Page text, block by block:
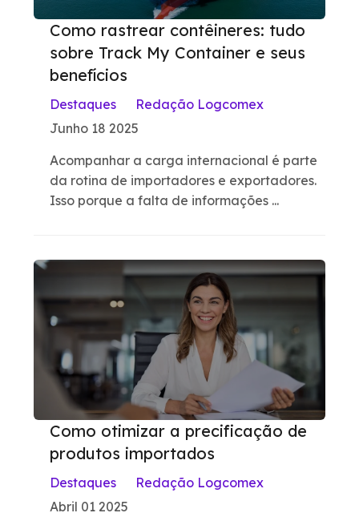
Como rastrear contêineres: tudo
sobre Track My Container e seus
benefícios
Destaques
Redação Logcomex
Junho 18 2025
Acompanhar a carga internacional é parte
da rotina de importadores e exportadores.
Isso porque a falta de informações ...
Como otimizar a precificação de
produtos importados
Destaques
Redação Logcomex
Abril 01 2025